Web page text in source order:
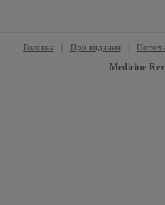
Головна | Про видання |
Medicine